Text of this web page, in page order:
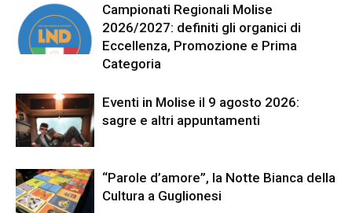
Campionati Regionali Molise
2026/2027: definiti gli organici di
Eccellenza, Promozione e Prima
Categoria
Eventi in Molise il 9 agosto 2026:
sagre e altri appuntamenti
“Parole d’amore”, la Notte Bianca della
Cultura a Guglionesi